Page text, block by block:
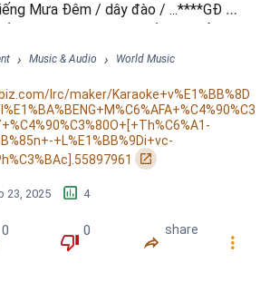
Mưa Đêm / dây đào / ...****GĐ
: / em thật lòng, / muốn chia sẻ cùng
qua, / có bao nhiêu chuyện. / đã
rơi nước mắt. / ***Văn thiên tường : /
của...đôi...ta... / ........
› Music & Audio › World Music
lrc/maker/Karaoke+v%E1%BB%8D
+L%E1%BB%9Di+vc-
󰏌
23, 2025 󱕎 4
0
󰔒
0
󰤲
share
󰇙